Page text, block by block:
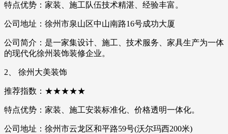
特点优势：家装、施工队伍技术精湛、经验丰富。
公司地址：徐州市泉山区中山南路16号成功大厦
公司简介：是一家集设计、施工、技术服务、家具生产为一体
的现代化徐州装饰装修企业。
2、 徐州大美装饰
推荐指数：★★★★★
特点优势：家装、施工安装标准化、价格透明一体化。
公司地址：徐州市云龙区和平路59号(沃尔玛西200米)